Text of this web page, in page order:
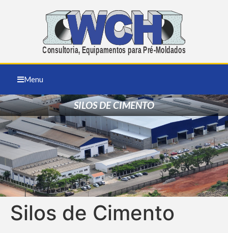
Menu
SILOS DE CIMENTO
Silos de Cimento